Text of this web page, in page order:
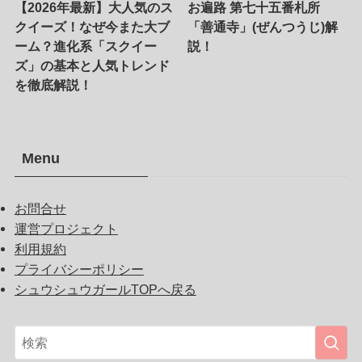
【2026年最新】大人気のス
クイーズ！なぜ今また大ブ
ーム？進化系「スクイー
ズ」の基本と人気トレンド
を徹底解説！
お遍路 第七十五番札所
「善通寺」(ぜんつうじ)解
説！
Menu
お問合せ
運営プロジェクト
利用規約
プライバシーポリシー
シュウシュウガールTOPへ戻る